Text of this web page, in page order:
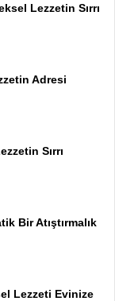
Lezzetin Sırrı
Adresi
Sırrı
Bir Atıştırmalık
Lezzeti Evinize